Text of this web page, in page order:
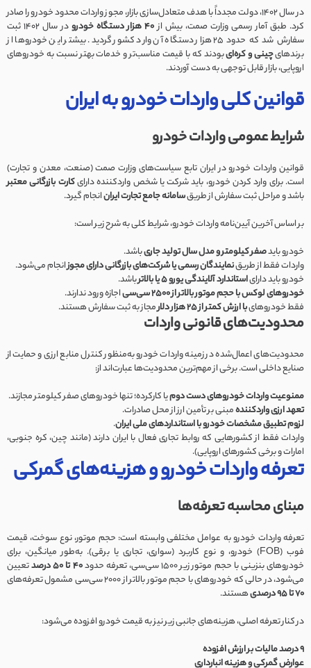
در سال 1402، دولت مجدداً با هدف متعادل‌سازی بازار، مجوز واردات محدود خودرو را صادر
کرد. طبق آمار رسمی وزارت صمت، بیش از40 هزار دستگاه خودرو
در سال 1402 ثبت
سفارش شد که حدود 25 هزار دستگاه آن وارد کشور گردید. بیشتر این خودروها از
برندهایچینی و کره‌ایبودند که با قیمت مناسب‌تر و خدمات بهتر نسبت به خودروهای
اروپایی، بازار قابل توجهی به دست آوردند.
قوانین کلی واردات خودرو به ایران
شرایط عمومی واردات خودرو
قوانین واردات خودرو در ایران تابع سیاست‌های وزارت صمت (صنعت، معدن و تجارت)
است. برای وارد کردن خودرو، باید شرکت یا شخص واردکننده دارایکارت بازرگانی معتبر
باشد و مراحل ثبت سفارش از طریقسامانه جامع تجارت ایرانانجام گیرد.
بر اساس آخرین آیین‌نامه واردات خودرو، شرایط کلی به شرح زیر است:
خودرو بایدصفر کیلومتر و مدل سال تولید جاریباشد.
واردات فقط از طریقنمایندگان رسمی یا شرکت‌های بازرگانی دارای مجوزانجام می‌شود.
خودرو باید دارایاستاندارد آلایندگی یورو 5 یا بالاتر
باشد.
خودروهای لوکس با حجم موتور بالاتر از 2500 سی‌سی
اجازه ورود ندارند.
فقط خودروهایبا ارزش کمتر از 25 هزار دلار مجاز به ثبت سفارش هستند.
محدودیت‌های قانونی واردات
محدودیت‌های اعمال‌شده در زمینه واردات خودرو به‌منظور کنترل منابع ارزی و حمایت از
صنایع داخلی است. برخی از مهم‌ترین محدودیت‌ها عبارت‌اند از:
ممنوعیت واردات خودروهای دست دومیا کارکرده؛ تنها خودروهای صفر کیلومتر مجازند.
تعهد ارزی واردکنندهمبنی بر تأمین ارز از محل صادرات.
لزوم تطبیق مشخصات خودرو با استانداردهای ملی ایران.
واردات فقط از کشورهایی که روابط تجاری فعال با ایران دارند (مانند چین، کره جنوبی،
امارات و برخی کشورهای اروپایی).
تعرفه واردات خودرو و هزینه‌های گمرکی
مبنای محاسبه تعرفه‌ها
تعرفه واردات خودرو به عوامل مختلفی وابسته است: حجم موتور، نوع سوخت، قیمت
فوب (FOB) خودرو، و نوع کاربرد (سواری، تجاری یا برقی). به‌طور میانگین، برای
خودروهای بنزینی با حجم موتور زیر ۱۵۰۰ سی‌سی، تعرفه حدود
۴۰ تا 50 درصد
تعیین
می‌شود، در حالی که خودروهای با حجم موتور بالاتر از 2000 سی‌سی مشمول تعرفه‌های
70 تا 95 درصدی
هستند.
در کنار تعرفه اصلی، هزینه‌های جانبی زیر نیز به قیمت خودرو افزوده می‌شود:
9 درصد مالیات بر ارزش افزوده
عوارض گمرکی و هزینه انبارداری